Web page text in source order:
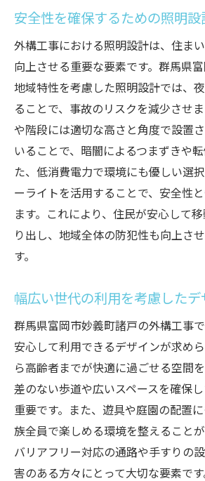
安全性を確保するための照明設
外構工事における照明設計は、住ま
向上させる重要な要素です。群馬県
地域特性を考慮した照明設計では、
ることで、事故のリスクを減少させ
や階段には適切な高さと角度で設置
いることで、暗闇によるつまずきや
た、低消費電力で環境にも優しい選
ーライトを活用することで、安全性
ます。これにより、住民が安心して
り出し、地域全体の防犯性も向上さ
す。
幅広い世代の利用を考慮したデ
群馬県富岡市妙義町諸戸の外構工事
安心して利用できるデザインが求め
ら高齢者までが快適に過ごせる空間
差のない歩道や広いスペースを確保
重要です。また、遊具や庭園の配置
族全員で楽しめる環境を整えることが
バリアフリー対応の通路や手すりの
害のある方々にとって大切な要素で